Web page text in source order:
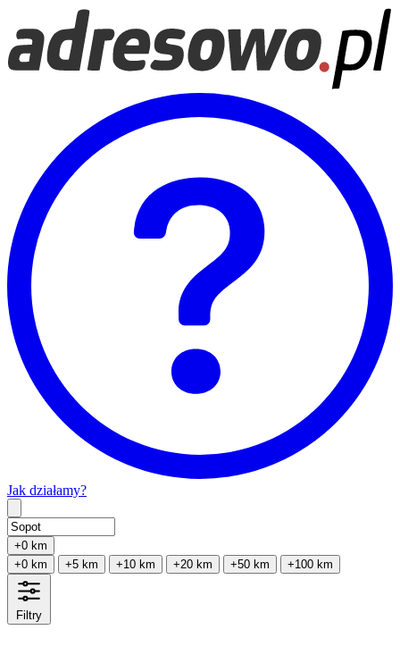
Jak działamy?
+0 km
+0 km
+5 km +10 km +20 km +50 km +100 km
Filtry